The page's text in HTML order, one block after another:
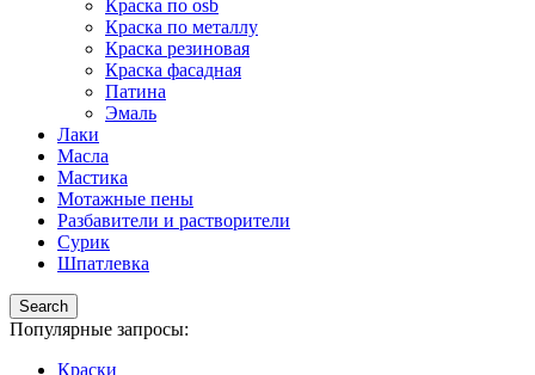
Краска по osb
Краска по металлу
Краска резиновая
Краска фасадная
Патина
Эмаль
Лаки
Масла
Мастика
Мотажные пены
Разбавители и растворители
Сурик
Шпатлевка
Search
Популярные запросы:
Краски